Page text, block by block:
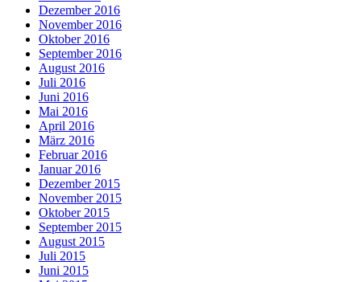
Dezember 2016
November 2016
Oktober 2016
September 2016
August 2016
Juli 2016
Juni 2016
Mai 2016
April 2016
März 2016
Februar 2016
Januar 2016
Dezember 2015
November 2015
Oktober 2015
September 2015
August 2015
Juli 2015
Juni 2015